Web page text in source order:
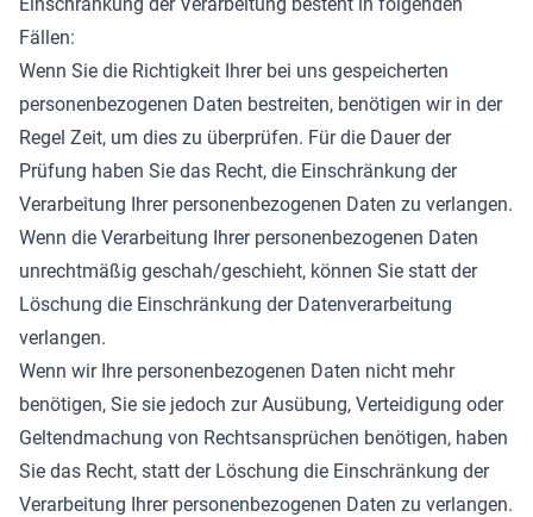
Fällen:
Wenn Sie die Richtigkeit Ihrer bei uns gespeicherten
personenbezogenen Daten bestreiten, benötigen wir in der
Regel Zeit, um dies zu überprüfen. Für die Dauer der
Prüfung haben Sie das Recht, die Einschränkung der
Verarbeitung Ihrer personenbezogenen Daten zu verlangen.
Wenn die Verarbeitung Ihrer personenbezogenen Daten
unrechtmäßig geschah/geschieht, können Sie statt der
Löschung die Einschränkung der Datenverarbeitung
verlangen.
Wenn wir Ihre personenbezogenen Daten nicht mehr
benötigen, Sie sie jedoch zur Ausübung, Verteidigung oder
Geltendmachung von Rechtsansprüchen benötigen, haben
Sie das Recht, statt der Löschung die Einschränkung der
Verarbeitung Ihrer personenbezogenen Daten zu verlangen.